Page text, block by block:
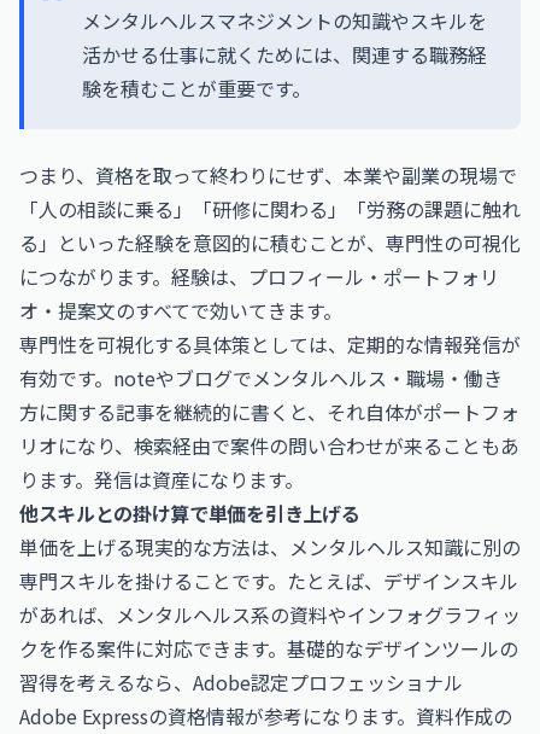
メンタルヘルスマネジメントの知識やスキルを
活かせる仕事に就くためには、関連する職務経
験を積むことが重要です。
つまり、資格を取って終わりにせず、本業や副業の現場で
「人の相談に乗る」「研修に関わる」「労務の課題に触れ
る」といった経験を意図的に積むことが、専門性の可視化
につながります。経験は、プロフィール・ポートフォリ
オ・提案文のすべてで効いてきます。
専門性を可視化する具体策としては、定期的な情報発信が
有効です。noteやブログでメンタルヘルス・職場・働き
方に関する記事を継続的に書くと、それ自体がポートフォ
リオになり、検索経由で案件の問い合わせが来ることもあ
ります。発信は資産になります。
他スキルとの掛け算で単価を引き上げる
単価を上げる現実的な方法は、メンタルヘルス知識に別の
専門スキルを掛けることです。たとえば、デザインスキル
があれば、メンタルヘルス系の資料やインフォグラフィッ
クを作る案件に対応できます。基礎的なデザインツールの
習得を考えるなら、 Adobe認定プロフェッショナル
Adobe Expressの資格情報が参考になります。資料作成の